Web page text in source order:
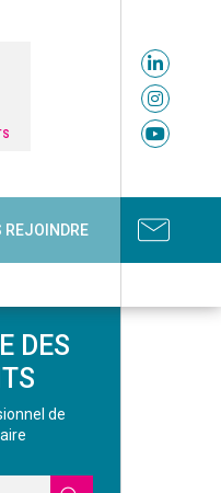
REJOINDRE
DES
de